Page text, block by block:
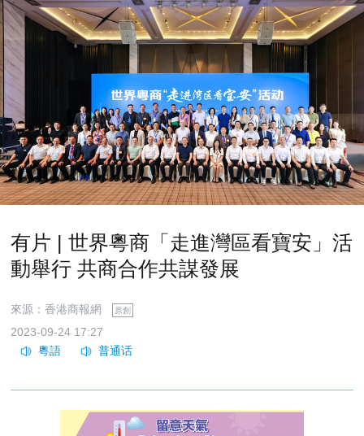
有片 | 世界粵商「走進灣區看寶安」活
動舉行 共商合作共謀發展
來源：香港商報網 原創
2023-09-24 17:27